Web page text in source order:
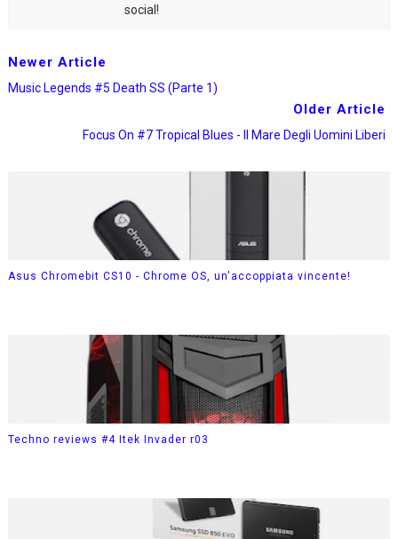
social!
Newer Article
Music Legends #5 Death SS (Parte 1)
Older Article
Focus On #7 Tropical Blues - Il Mare Degli Uomini Liberi
Asus Chromebit CS10 - Chrome OS, un'accoppiata vincente!
Techno reviews #4 Itek Invader r03